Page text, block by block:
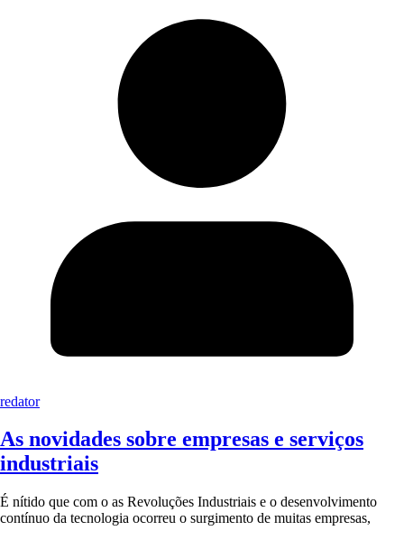
redator
As novidades sobre empresas e serviços
industriais
É nítido que com o as Revoluções Industriais e o desenvolvimento
contínuo da tecnologia ocorreu o surgimento de muitas empresas,